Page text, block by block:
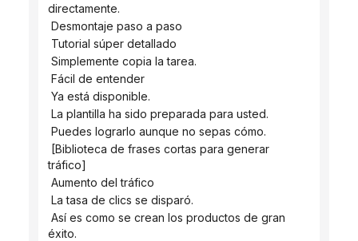
directamente.
Desmontaje paso a paso
Tutorial súper detallado
Simplemente copia la tarea.
Fácil de entender
Ya está disponible.
La plantilla ha sido preparada para usted.
Puedes lograrlo aunque no sepas cómo.
tráfico]
Aumento del tráfico
La tasa de clics se disparó.
éxito.